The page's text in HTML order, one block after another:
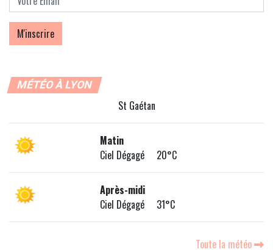
MÉTÉO À LYON
St Gaétan
Matin
Ciel Dégagé 20°C
Après-midi
Ciel Dégagé 31°C
Toute la météo